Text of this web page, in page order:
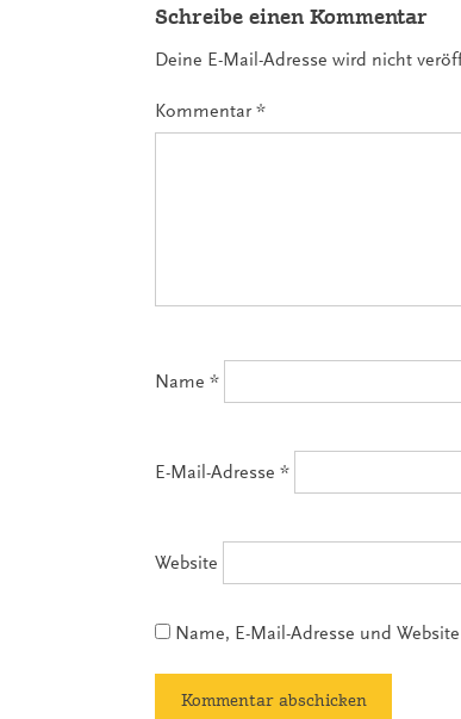
Schreibe einen Kommentar
Deine E-Mail-Adresse wird nicht
Kommentar*
Name *
E-Mail-Adresse *
Website
Name, E-Mail-Adresse und